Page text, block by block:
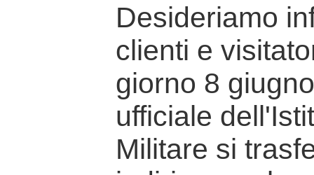
Desideriamo
clienti e
giorno 8
ufficiale
Militare si